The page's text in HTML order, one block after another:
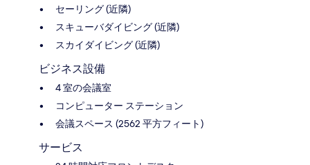
セーリング (近隣)
スキューバダイビング (近隣)
スカイダイビング (近隣)
ビジネス設備
4 室の会議室
コンピューター ステーション
会議スペース (2562 平方フィート)
サービス